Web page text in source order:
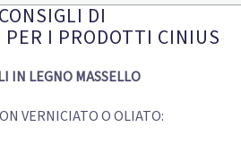
DI
I PRODOTTI CINIUS
IN LEGNO MASSELLO
VERNICIATO O OLIATO: